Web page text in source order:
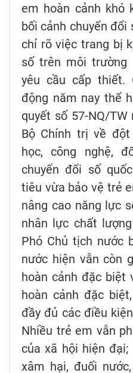
em hoàn cảnh khó
bối cảnh chuyển đổi
chỉ rõ việc trang bị
số trên môi
yêu cầu cấp thiết.
động năm nay thể
quyết số 57-NQ/
Bộ Chính trị về
học, công nghệ,
chuyển đổi số
tiêu vừa bảo vệ trẻ
nâng cao năng lực
nhân lực chất
Phó Chủ tịch nước
nước hiện vẫn còn
hoàn cảnh đặc biệt
hoàn cảnh đặc
đầy đủ các điều
Nhiều trẻ em vẫn
của xã hội hiện
xâm hại, đuối